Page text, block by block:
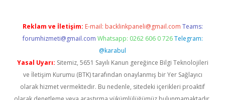
Reklam ve İletişim: E-mail: backlinkpaneli@gmail.com Teams:
forumhizmeti@gmail.com Whatsapp: 0262 606 0 726 Telegram:
@karabul
Yasal Uyarı: Sitemiz, 5651 Sayılı Kanun gereğince Bilgi Teknolojileri
ve İletişim Kurumu (BTK) tarafından onaylanmış bir Yer Sağlayıcı
olarak hizmet vermektedir. Bu nedenle, sitedeki içerikleri proaktif